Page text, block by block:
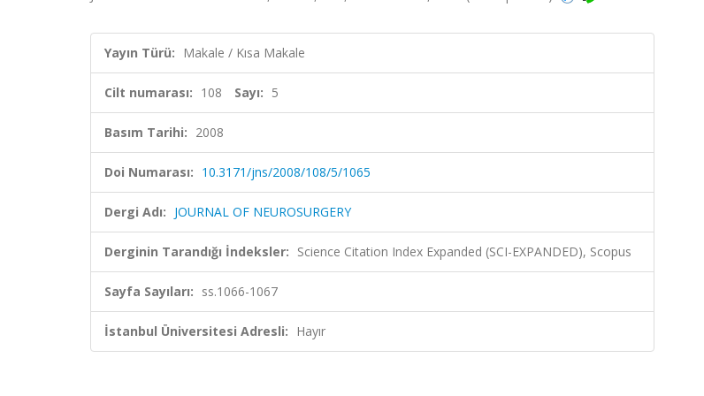
Yayın Türü: Makale / Kısa Makale
Cilt numarası: 108 Sayı: 5
Basım Tarihi: 2008
Doi Numarası: 10.3171/jns/2008/108/5/1065
Dergi Adı: JOURNAL OF NEUROSURGERY
Derginin Tarandığı İndeksler: Science Citation Index Expanded (SCI-EXPANDED), Scopus
Sayfa Sayıları: ss.1066-1067
İstanbul Üniversitesi Adresli: Hayır